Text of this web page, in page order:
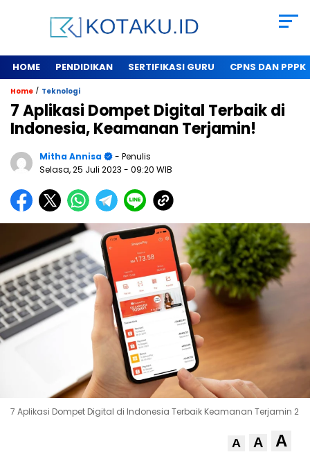
HOME PENDIDIKAN SERTIFIKASI GURU CPNS DAN PPPK
Home / Teknologi
7 Aplikasi Dompet Digital Terbaik di
Indonesia, Keamanan Terjamin!
Mitha Annisa
- Penulis
Selasa, 25 Juli 2023 - 09:20 WIB
7 Aplikasi Dompet Digital di Indonesia Terbaik Keamanan Terjamin 2
A A A